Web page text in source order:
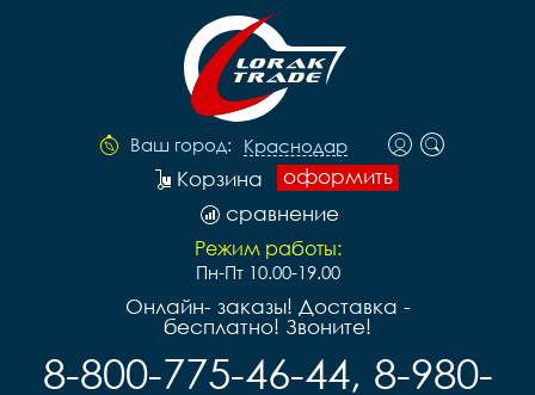
Ваш город: Краснодар
оформить
Корзина
сравнение
Режим работы:
Пн-Пт 10.00-19.00
Онлайн- заказы! Доставка -
бесплатно! Звоните!
8-800-775-46-44, 8-980-